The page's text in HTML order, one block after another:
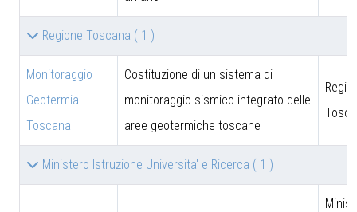
Regione Toscana ( 1 )
Monitoraggio
Geotermia
Toscana
Costituzione di un sistema di
monitoraggio sismico integrato delle
aree geotermiche toscane
Ministero Istruzione Universita' e Ricerca ( 1 )